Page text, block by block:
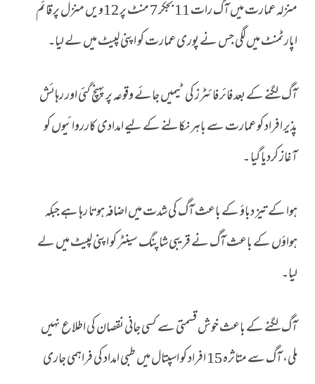
منزلہ عمارت میں آگ رات 11 بجکر 7 منٹ پر 12ویں منزل پر قائم
اپارٹمنٹ میں لگی جس نے پوری عمارت کو اپنی لپیٹ میں لے لیا۔
آگ لگنے کے بعد فائر فائٹرز کی ٹیمیں جائے وقوعہ پر پہنچ گئی اور رہائش
پذیر افراد کو عمارت سے باہر نکالنے کے لیے امدادی کارروائیوں کو
آغاز کردیا گیا ۔
ہوا کے تیز دباؤ کے باعث آگ کی شدت میں اضافہ ہوتا رہا ہے جبکہ
ہواؤں کے باعث آگ نے قریبی شاپنگ سینٹر کو اپنی لپیٹ میں لے
لیا۔
آگ لگنے کے باعث خوش قسمتی سے کسی جانی نقصان کی اطلاع نہیں
ملی، آگ سے متاثرہ 15 افراد کو اسپتال میں طبی امداد کی فراہمی جاری